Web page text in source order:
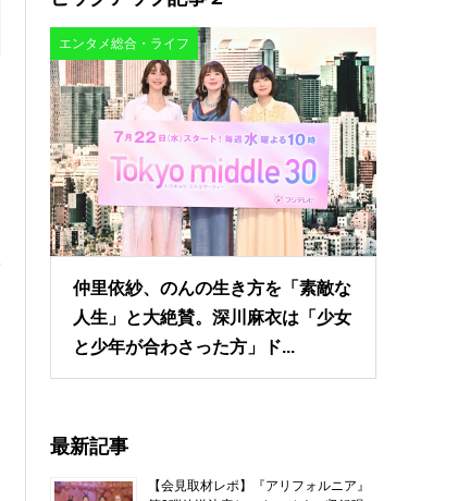
エンタメ総合・ライフ
仲里依紗、のんの生き方を「素敵な
人生」と大絶賛。深川麻衣は「少女
と少年が合わさった方」ド...
最新記事
【会見取材レポ】『アリフォルニア』